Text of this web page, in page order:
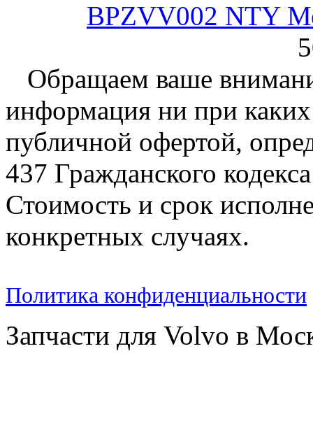
BPZVV002 NTY
Обращаем ваше
информация ни при каких
публичной офертой,
437 Гражданского
Стоимость и срок
конкретных случаях.
Политика конфиденциальности
Запчасти для Volvo в